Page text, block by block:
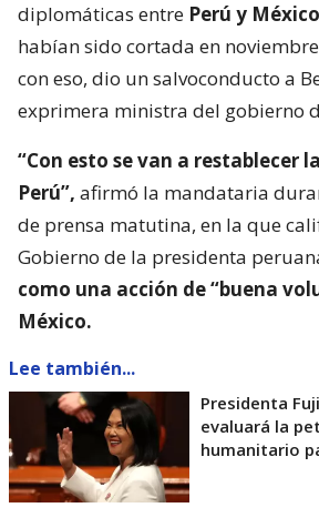
diplomáticas entre Perú y
habían sido cortada en
con eso, dio un salvoconducto a
exprimera ministra del gobierno
“Con esto se van a restablecer
Perú”, afirmó la mandataria
de prensa matutina, en la que
Gobierno de la presidenta
como una acción de “buena
México.
Lee también...
Presidenta
evaluará la
humanitario